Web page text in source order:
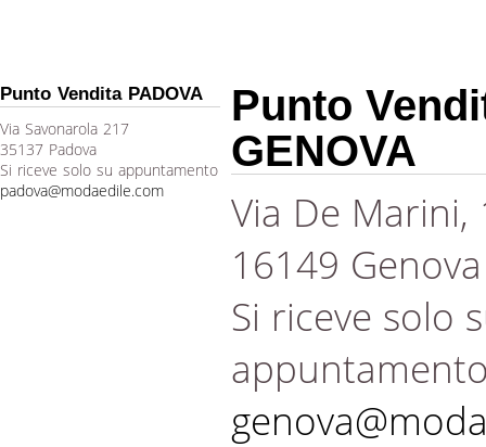
Punto Vendita PADOVA
Via Savonarola 217
35137 Padova
Si riceve solo su appuntamento
padova@modaedile.com
Punto
GENOVA
Via De Marini,
16149 Genova
Si riceve solo